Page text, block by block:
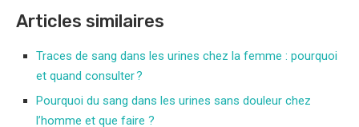
Articles similaires
Traces de sang dans les urines chez la femme : pourquoi
et quand consulter ?
Pourquoi du sang dans les urines sans douleur chez
l’homme et que faire ?